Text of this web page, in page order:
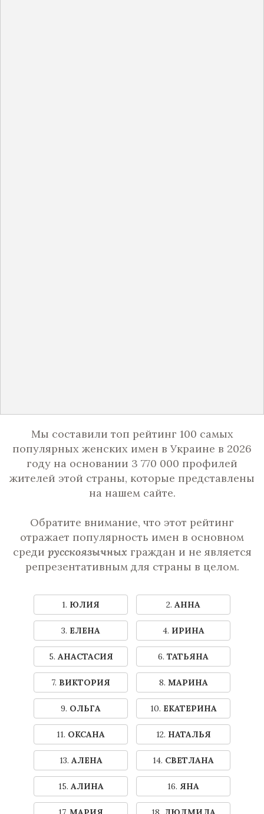
Мы составили топ рейтинг 100 самых
популярных женских имен в Украине в 2026
году на основании 3 770 000 профилей
жителей этой страны, которые представлены
на нашем сайте.
Обратите внимание, что этот рейтинг
отражает популярность имен в основном
среди русскоязычных граждан и не является
репрезентативным для страны в целом.
1. ЮЛИЯ 2. АННА
3. ЕЛЕНА 4. ИРИНА
5. АНАСТАСИЯ 6. ТАТЬЯНА
7. ВИКТОРИЯ 8. МАРИНА
9. ОЛЬГА 10. ЕКАТЕРИНА
11. ОКСАНА 12. НАТАЛЬЯ
13. АЛЕНА 14. СВЕТЛАНА
15. АЛИНА 16. ЯНА